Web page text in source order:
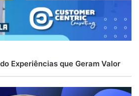
Experiências que Geram Valor